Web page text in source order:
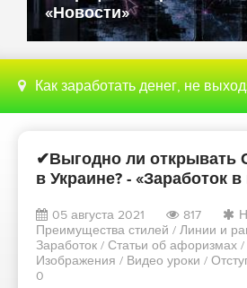
«Новости»
Как заработать денег, не выходя из дома, мы
✔Выгодно ли открывать
в Украине? - «Заработок
05 августа 2021 817
Преимущества стилей / Линии и
Заработок / Статьи об афоризмах /
Изображения / Видео уроки /
0